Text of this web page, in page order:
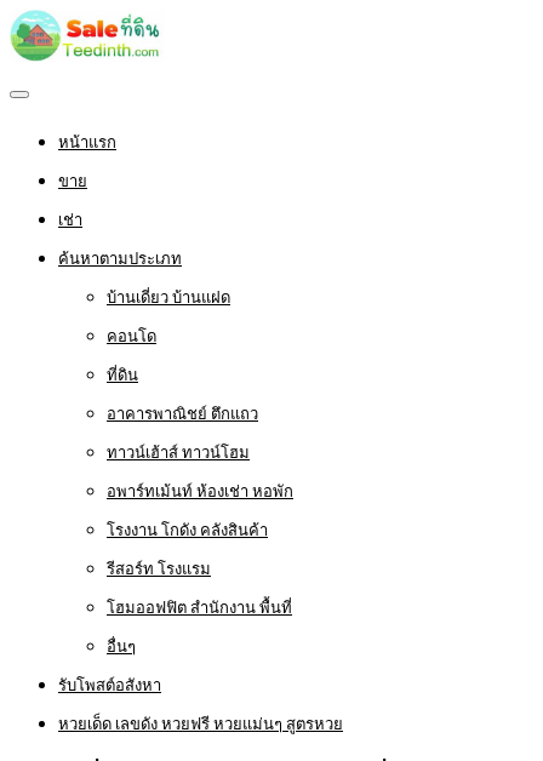
หน้าแรก
ขาย
เช่า
ค้นหาตามประเภท
บ้านเดี่ยว บ้านแฝด
คอนโด
ที่ดิน
อาคารพาณิชย์ ตึกแถว
ทาวน์เฮ้าส์ ทาวน์โฮม
อพาร์ทเม้นท์ ห้องเช่า หอพัก
โรงงาน โกดัง คลังสินค้า
รีสอร์ท โรงแรม
โฮมออฟฟิต สำนักงาน พื้นที่
อื่นๆ
รับโพสต์อสังหา
หวยเด็ด เลขดัง หวยฟรี หวยแม่นๆ สูตรหวย